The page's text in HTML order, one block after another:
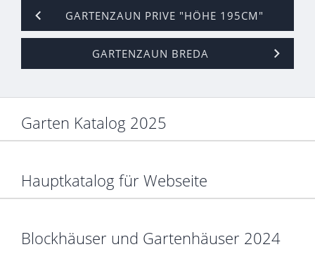
GARTENZAUN PRIVE "HÖHE 195CM"
GARTENZAUN BREDA
Garten Katalog 2025
Hauptkatalog für Webseite
Blockhäuser und Gartenhäuser 2024